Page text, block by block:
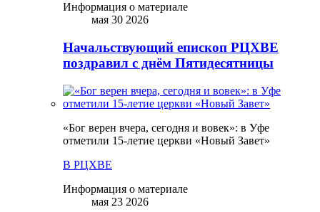
Информация о материале
мая 30 2026
Начальствующий епископ РЦХВЕ
поздравил с днём Пятидесятницы
«Бог верен вчера, сегодня и вовек»: в Уфе
отметили 15-летие церкви «Новый Завет»
В РЦХВЕ
Информация о материале
мая 23 2026